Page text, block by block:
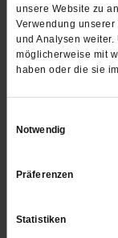
unsere Website zu
Verwendung
und Analysen
möglicherweise mit
haben oder die sie
Notwendig
Präferenzen
Statistiken
Vergiftete